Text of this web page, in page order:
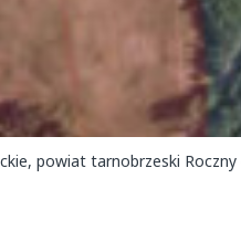
powiat tarnobrzeski Roczny